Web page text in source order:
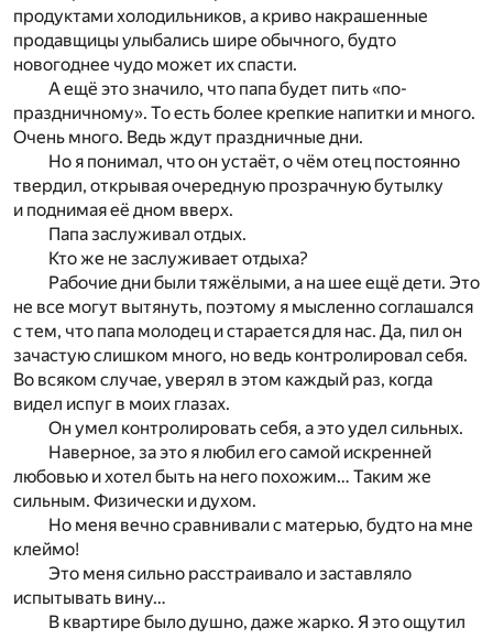
продуктами холодильников, а криво накрашенные
продавщицы улыбались шире обычного, будто
новогоднее чудо может их спасти.
А ещё это значило, что папа будет пить «по-
праздничному». То есть более крепкие напитки и много.
Очень много. Ведь ждут праздничные дни.
Но я понимал, что он устаёт, о чём отец постоянно
твердил, открывая очередную прозрачную бутылку
и поднимая её дном вверх.
Папа заслуживал отдых.
Кто же не заслуживает отдыха?
Рабочие дни были тяжёлыми, а на шее ещё дети. Это
не все могут вытянуть, поэтому я мысленно соглашался
с тем, что папа молодец и старается для нас. Да, пил он
зачастую слишком много, но ведь контролировал себя.
Во всяком случае, уверял в этом каждый раз, когда
видел испуг в моих глазах.
Он умел контролировать себя, а это удел сильных.
Наверное, за это я любил его самой искренней
любовью и хотел быть на него похожим… Таким же
сильным. Физически и духом.
Но меня вечно сравнивали с матерью, будто на мне
клеймо!
Это меня сильно расстраивало и заставляло
испытывать вину…
В квартире было душно, даже жарко. Я это ощутил